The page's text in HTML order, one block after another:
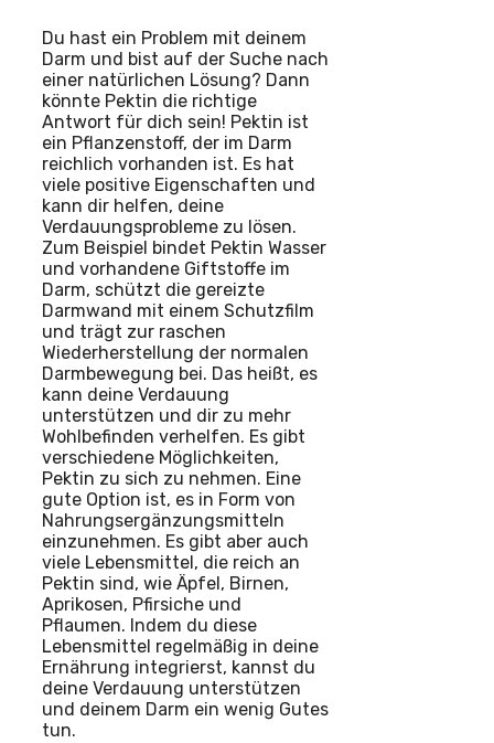
Du hast ein Problem mit deinem
Darm und bist auf der Suche nach
einer natürlichen Lösung? Dann
könnte Pektin die richtige
Antwort für dich sein! Pektin ist
ein Pflanzenstoff, der im Darm
reichlich vorhanden ist. Es hat
viele positive Eigenschaften und
kann dir helfen, deine
Verdauungsprobleme zu lösen.
Zum Beispiel bindet Pektin Wasser
und vorhandene Giftstoffe im
Darm, schützt die gereizte
Darmwand mit einem Schutzfilm
und trägt zur raschen
Wiederherstellung der normalen
Darmbewegung bei. Das heißt, es
kann deine Verdauung
unterstützen und dir zu mehr
Wohlbefinden verhelfen. Es gibt
verschiedene Möglichkeiten,
Pektin zu sich zu nehmen. Eine
gute Option ist, es in Form von
Nahrungsergänzungsmitteln
einzunehmen. Es gibt aber auch
viele Lebensmittel, die reich an
Pektin sind, wie Äpfel, Birnen,
Aprikosen, Pfirsiche und
Pflaumen. Indem du diese
Lebensmittel regelmäßig in deine
Ernährung integrierst, kannst du
deine Verdauung unterstützen
und deinem Darm ein wenig Gutes
tun.